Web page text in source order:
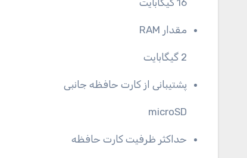
16 گیگابایت
مقدار RAM
2 گیگابایت
پشتیبانی از کارت حافظه جانبی
microSD
حداکثر ظرفیت کارت حافظه